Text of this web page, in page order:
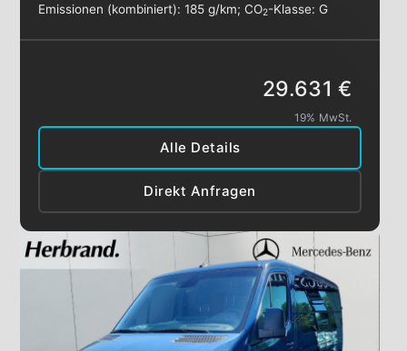
Emissionen (kombiniert):185 g/km;CO2-Klasse:G
Alle Details
Direkt Anfragen
29.631 €
19% MwSt.